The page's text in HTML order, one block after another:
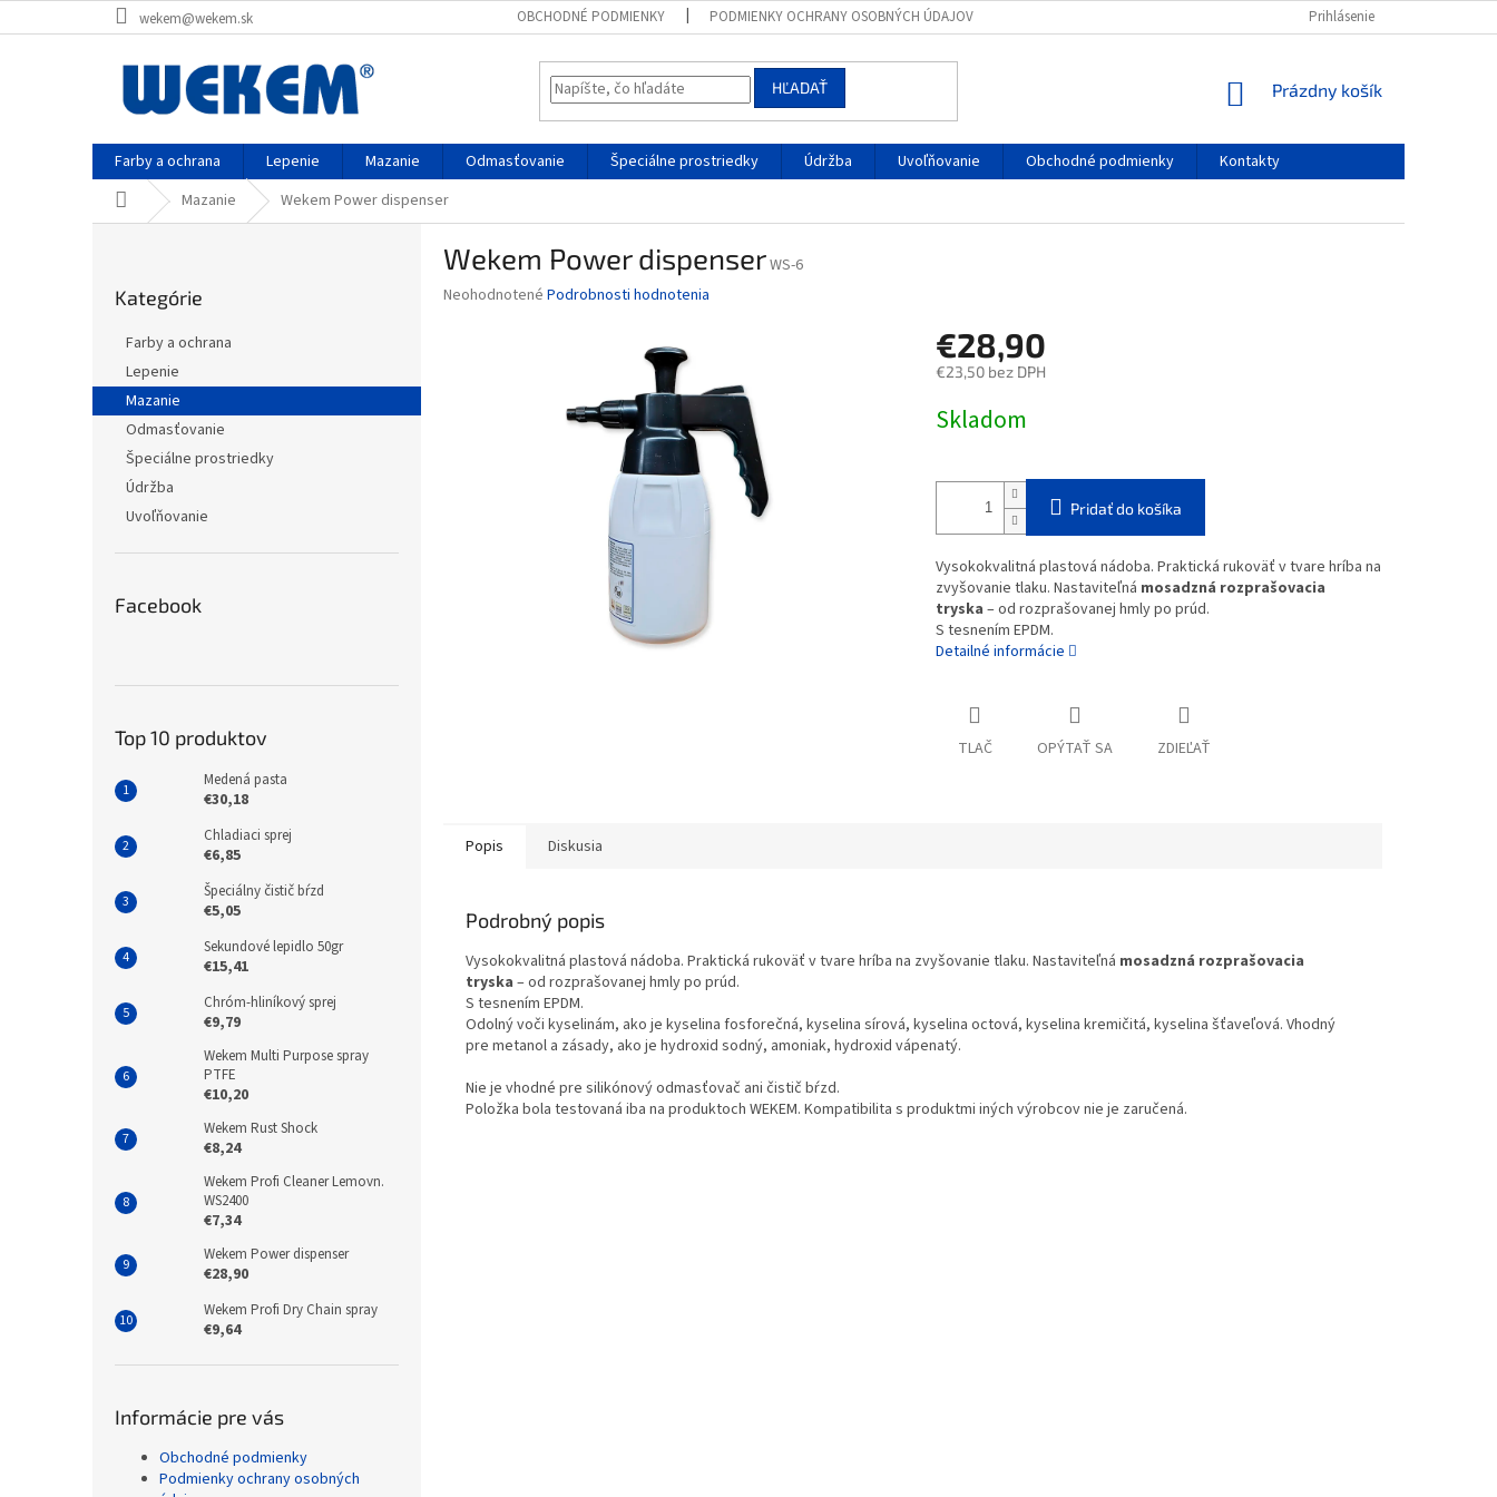
na
wekem@wekem.sk OBCHODNÉ PODMIENKY PODMIENKY OCHRANY OSOBNÝCH ÚDAJOV Prihlásenie
HĽADAŤ
NÁKUPNÝ
Prázdny košík
Farby a ochrana Lepenie Mazanie Odmasťovanie Špeciálne prostriedky Údržba Uvoľňovanie Obchodné podmienky
Kontakty
DomovMazanie Wekem Power dispenser
a
kategórie
Kategórie
Farby a ochrana
Lepenie
Mazanie
Odmasťovanie
Špeciálne prostriedky
Údržba
Uvoľňovanie
Facebook
Top 10 produktov
Medená pasta
€30,18
Chladiaci sprej
€6,85
Špeciálny čistič bŕzd
€5,05
Sekundové lepidlo 50gr
€15,41
Chróm-hliníkový sprej
€9,79
Wekem Multi Purpose spray
PTFE
€10,20
Wekem Rust Shock
€8,24
Wekem Profi Cleaner Lemovn.
WS2400
€7,34
Wekem Power dispenser
€28,90
Wekem Profi Dry Chain spray
€9,64
Informácie pre vás
Obchodné podmienky
Podmienky ochrany osobných
Wekem Power dispenserWS-6
Priemerné
Neohodnotené Podrobnosti hodnotenia
€28,90
€23,50 bez DPH
cena:
Skladom
Pridať do košíka
Vysokokvalitná plastová nádoba. Praktická rukoväť v tvare hríba na
zvyšovanie tlaku. Nastaviteľná mosadzná rozprašovacia
tryska – od rozprašovanej hmly po prúd.
S tesnením EPDM.
Detailné informácie
TLAČ OPÝTAŤ SA ZDIEĽAŤ
Popis Diskusia
Podrobný popis
Vysokokvalitná plastová nádoba. Praktická rukoväť v tvare hríba na zvyšovanie tlaku. Nastaviteľná mosadzná rozprašovacia
tryska – od rozprašovanej hmly po prúd.
S tesnením EPDM.
Odolný voči kyselinám, ako je kyselina fosforečná, kyselina sírová, kyselina octová, kyselina kremičitá, kyselina šťaveľová. Vhodný
pre metanol a zásady, ako je hydroxid sodný, amoniak, hydroxid vápenatý.
Nie je vhodné pre silikónový odmasťovač ani čistič bŕzd.
Položka bola testovaná iba na produktoch WEKEM. Kompatibilita s produktmi iných výrobcov nie je zaručená.